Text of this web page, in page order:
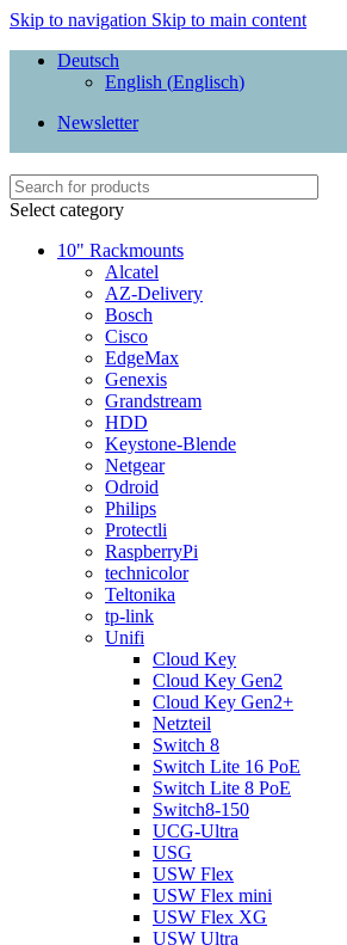
Skip to navigation Skip to main content
Deutsch
English (Englisch)
Newsletter
Select category
10" Rackmounts
Alcatel
AZ-Delivery
Bosch
Cisco
EdgeMax
Genexis
Grandstream
HDD
Keystone-Blende
Netgear
Odroid
Philips
Protectli
RaspberryPi
technicolor
Teltonika
tp-link
Unifi
Cloud Key
Cloud Key Gen2
Cloud Key Gen2+
Netzteil
Switch 8
Switch Lite 16 PoE
Switch Lite 8 PoE
Switch8-150
UCG-Ultra
USG
USW Flex
USW Flex mini
USW Flex XG
USW Ultra